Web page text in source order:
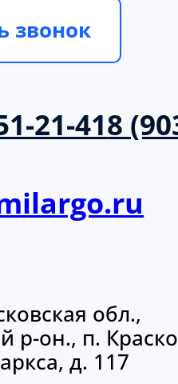
звонок
21-418
обл.,
р-он., п.
д. 117